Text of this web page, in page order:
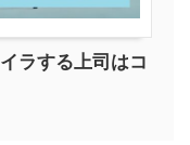
ラする上司はコ